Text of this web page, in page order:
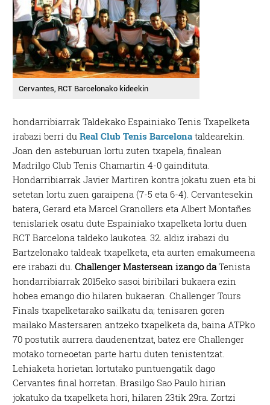
Cervantes, RCT Barcelonako kideekin
hondarribiarrak Taldekako Espainiako Tenis Txapelketa
irabazi berri duReal Club Tenis Barcelona taldearekin.
Joan den asteburuan lortu zuten txapela, finalean
Madrilgo Club Tenis Chamartin 4-0 gaindituta.
Hondarribiarrak Javier Martiren kontra jokatu zuen eta bi
setetan lortu zuen garaipena (7-5 eta 6-4). Cervantesekin
batera, Gerard eta Marcel Granollers eta Albert Montañes
tenislariek osatu dute Espainiako txapelketa lortu duen
RCT Barcelona taldeko laukotea. 32. aldiz irabazi du
Bartzelonako taldeak txapelketa, eta aurten emakumeena
ere irabazi du.Challenger Mastersean izango daTenista
hondarribiarrak 2015eko sasoi biribilari bukaera ezin
hobea emango dio hilaren bukaeran. Challenger Tours
Finals txapelketarako sailkatu da; tenisaren goren
mailako Mastersaren antzeko txapelketa da, baina ATPko
70 postutik aurrera daudenentzat, batez ere Challenger
motako torneoetan parte hartu duten tenistentzat.
Lehiaketa horietan lortutako puntuengatik dago
Cervantes final horretan. Brasilgo Sao Paulo hirian
jokatuko da txapelketa hori, hilaren 23tik 29ra. Zortzi